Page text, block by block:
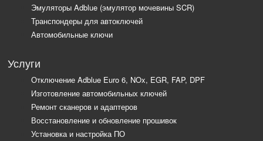
Эмуляторы Adblue (эмулятор мочевины SCR)
Транспондеры для автоключей
Автомобильные ключи
Услуги
Отключение Adblue Euro 6, NOx, EGR, FAP, DPF
Изготовление автомобильных ключей
Ремонт сканеров и адаптеров
Восстановление и обновление прошивок
Установка и настройка ПО